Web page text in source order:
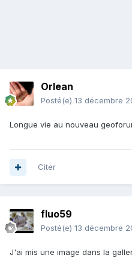
Orlean
Posté(e) 13 décembre
Longue vie au nouveau
Citer
fluo59
Posté(e) 13 décembre
J'ai mis une image dans la